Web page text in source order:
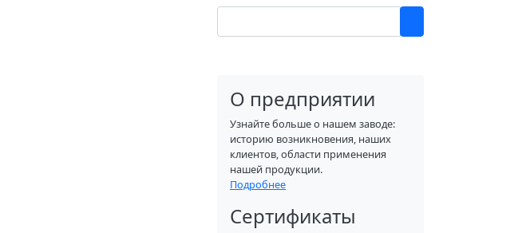
О предприятии
Узнайте больше о нашем заводе:
историю возникновения, наших
клиентов, области применения
нашей продукции.
Подробнее
Сертификаты